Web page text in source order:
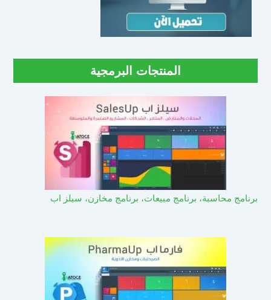
المنتجات البرمجية
برنامج محاسبة، برنامج مبيعات، برنامج مخازن، سيلز اب